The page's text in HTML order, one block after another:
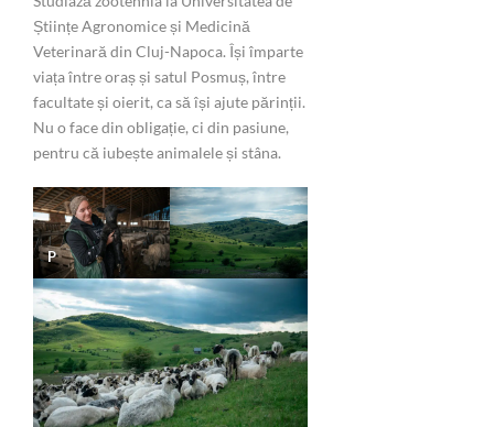
Științe Agronomice și Medicină
Veterinară din Cluj-Napoca. Își împarte
viața între oraș și satul Posmuș, între
facultate și oierit, ca să își ajute părinții.
Nu o face din obligație, ci din pasiune,
pentru că iubește animalele și stâna.
P